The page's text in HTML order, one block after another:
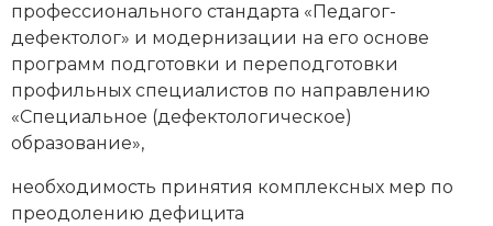
профессионального стандарта «Педагог-
дефектолог» и модернизации на его основе
программ подготовки и переподготовки
профильных специалистов по направлению
«Специальное (дефектологическое)
образование»,
необходимость принятия комплексных мер по
преодолению дефицита